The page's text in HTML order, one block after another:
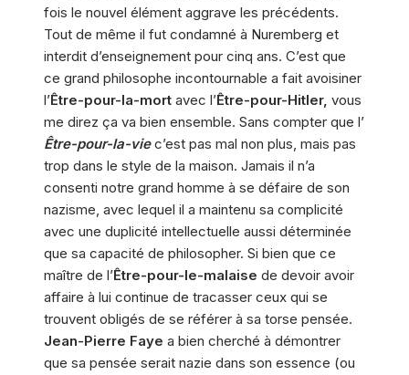
fois le nouvel élément aggrave les précédents.
Tout de même il fut condamné à Nuremberg et
interdit d’enseignement pour cinq ans. C’est que
ce grand philosophe incontournable a fait avoisiner
l’Être-pour-la-mort avec l’Être-pour-Hitler, vous
me direz ça va bien ensemble. Sans compter que l’
Être-pour-la-vie c’est pas mal non plus, mais pas
trop dans le style de la maison. Jamais il n’a
consenti notre grand homme à se défaire de son
nazisme, avec lequel il a maintenu sa complicité
avec une duplicité intellectuelle aussi déterminée
que sa capacité de philosopher. Si bien que ce
maître de l’Être-pour-le-malaise de devoir avoir
affaire à lui continue de tracasser ceux qui se
trouvent obligés de se référer à sa torse pensée.
Jean-Pierre Faye a bien cherché à démontrer
que sa pensée serait nazie dans son essence (ou